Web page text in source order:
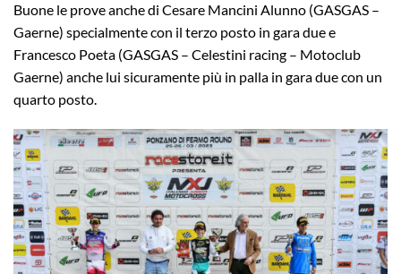
Buone le prove anche di Cesare Mancini Alunno (GASGAS –
Gaerne) specialmente con il terzo posto in gara due e
Francesco Poeta (GASGAS – Celestini racing – Motoclub
Gaerne) anche lui sicuramente più in palla in gara due con un
quarto posto.